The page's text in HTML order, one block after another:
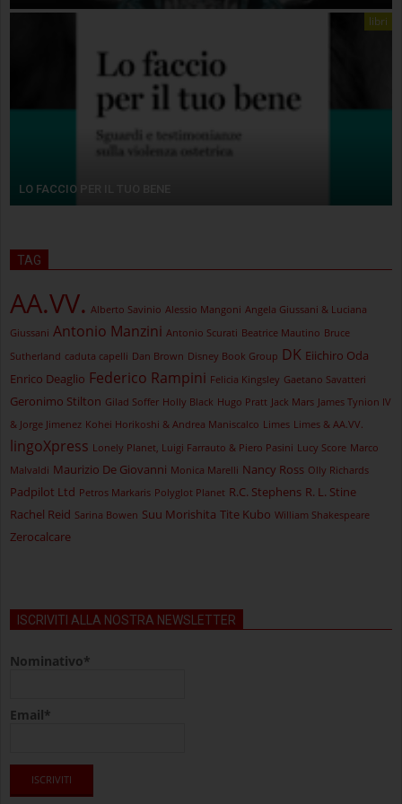
libri
LO FACCIO PER IL TUO BENE
TAG
AA.VV. Alberto Savinio Alessio Mangoni Angela Giussani & Luciana
Giussani Antonio Manzini Antonio Scurati Beatrice Mautino Bruce
Sutherland caduta capelli Dan Brown Disney Book Group DK Eiichiro Oda
Enrico Deaglio Federico Rampini Felicia Kingsley Gaetano Savatteri
Geronimo Stilton Gilad Soffer Holly Black Hugo Pratt Jack Mars James Tynion IV
& Jorge Jimenez Kohei Horikoshi & Andrea Maniscalco Limes Limes & AA.VV.
lingoXpress Lonely Planet, Luigi Farrauto & Piero Pasini Lucy Score Marco
Malvaldi Maurizio De Giovanni Monica Marelli Nancy Ross Olly Richards
Padpilot Ltd Petros Markaris Polyglot Planet R.C. Stephens R. L. Stine
Rachel Reid Sarina Bowen Suu Morishita Tite Kubo William Shakespeare
Zerocalcare
ISCRIVITI ALLA NOSTRA NEWSLETTER
Nominativo*
Email*